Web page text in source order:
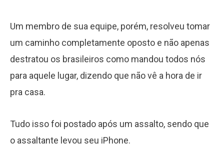
Um membro de sua equipe, porém, resolveu tomar
um caminho completamente oposto e não apenas
destratou os brasileiros como mandou todos nós
para aquele lugar, dizendo que não vê a hora de ir
pra casa.
Tudo isso foi postado após um assalto, sendo que
o assaltante levou seu iPhone.